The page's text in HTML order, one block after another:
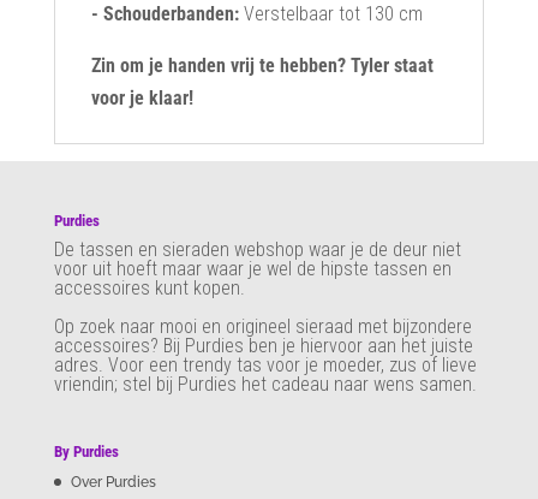
- Schouderbanden:Verstelbaar tot 130 cm
Zin om je handen vrij te hebben? Tyler staat
voor je klaar!
Purdies
De tassen en sieraden webshop waar je de deur niet
voor uit hoeft maar waar je wel de hipste tassen en
accessoires kunt kopen.
Op zoek naar mooi en origineel sieraad met bijzondere
accessoires? Bij Purdies ben je hiervoor aan het juiste
adres. Voor een trendy tas voor je moeder, zus of lieve
vriendin; stel bij Purdies het cadeau naar wens samen.
By Purdies
Over Purdies